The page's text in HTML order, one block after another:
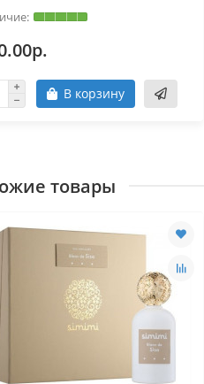
В корзину
товары